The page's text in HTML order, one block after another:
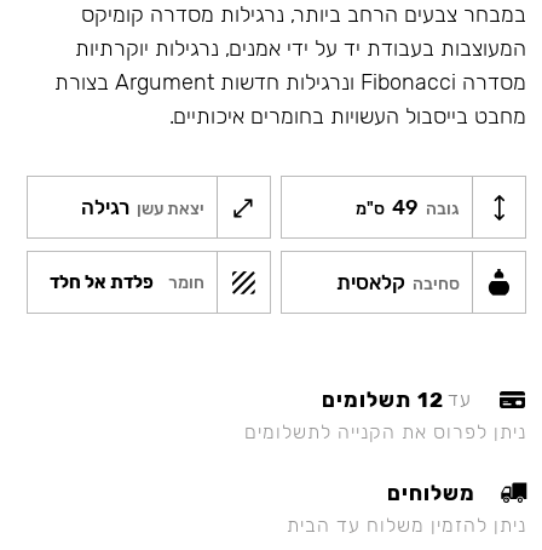
במבחר צבעים הרחב ביותר, נרגילות מסדרה קומיקס
המעוצבות בעבודת יד על ידי אמנים, נרגילות יוקרתיות
מסדרה Fibonacci ונרגילות חדשות Argument בצורת
מחבט בייסבול העשויות בחומרים איכותיים.
גובה 49 ס"מ יצאת עשן רגילה
סחיבה קלאסית חומר פלדת אל חלד
עד 12 תשלומים
ניתן לפרוס את הקנייה לתשלומים
משלוחים
ניתן להזמין משלוח עד הבית